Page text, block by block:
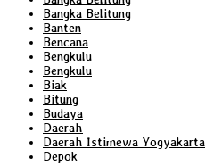
Bangka Belitung
Banten
Bencana
Bengkulu
Bengkulu
Biak
Bitung
Budaya
Daerah
Daerah Istimewa Yogyakarta
Depok